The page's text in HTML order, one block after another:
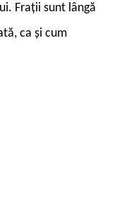
Frații sunt lângă
ca și cum